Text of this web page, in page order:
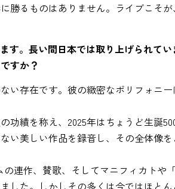
勝るものはありません。ライブこそ
。長い間日本では取り上げられて
すか？
い存在です。彼の緻密なポリフォニ
功績を称え、2025年はちょうど生誕
い美しい作品を録音し、その全体像を
連作、賛歌、そしてマニフィカトや
した。しかしその多くは今ではほと